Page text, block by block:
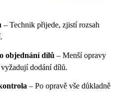
– Technik přijede, zjistí rozsah
objednání dílů – Menší opravy
dodání dílů.
– Po opravě vše důkladně